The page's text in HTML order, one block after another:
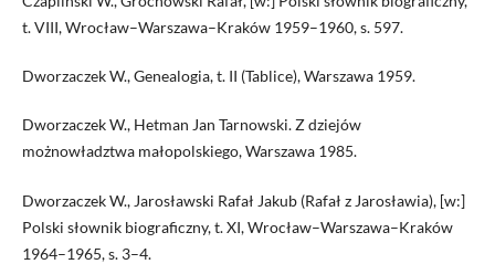
t. VIII, Wrocław–Warszawa–Kraków 1959–1960, s. 597.
Dworzaczek W., Genealogia, t. II (Tablice), Warszawa 1959.
Dworzaczek W., Hetman Jan Tarnowski. Z dziejów
możnowładztwa małopolskiego, Warszawa 1985.
Dworzaczek W., Jarosławski Rafał Jakub (Rafał z Jarosławia), [w:]
Polski słownik biograficzny, t. XI, Wrocław–Warszawa–Kraków
1964–1965, s. 3–4.